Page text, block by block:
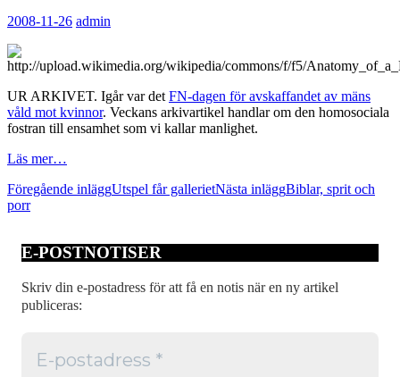
2008-11-26 admin
UR ARKIVET. Igår var det FN-dagen för avskaffandet av mäns
våld mot kvinnor. Veckans arkivartikel handlar om den homosociala
fostran till ensamhet som vi kallar manlighet.
Läs mer…
Inläggsnavigering
Föregående inläggUtspel får gallerietNästa inläggBiblar, sprit och
porr
E-POSTNOTISER
Skriv din e-postadress för att få en notis när en ny artikel
publiceras: